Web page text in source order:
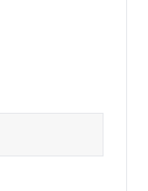
prodotto o